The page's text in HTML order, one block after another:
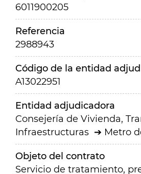
6011900205
Referencia
2988943
Código de la entidad
A13022951
Entidad adjudicadora
Consejería de Vivienda,
Infraestructuras
Metro
Objeto del contrato
Servicio de tratamiento,